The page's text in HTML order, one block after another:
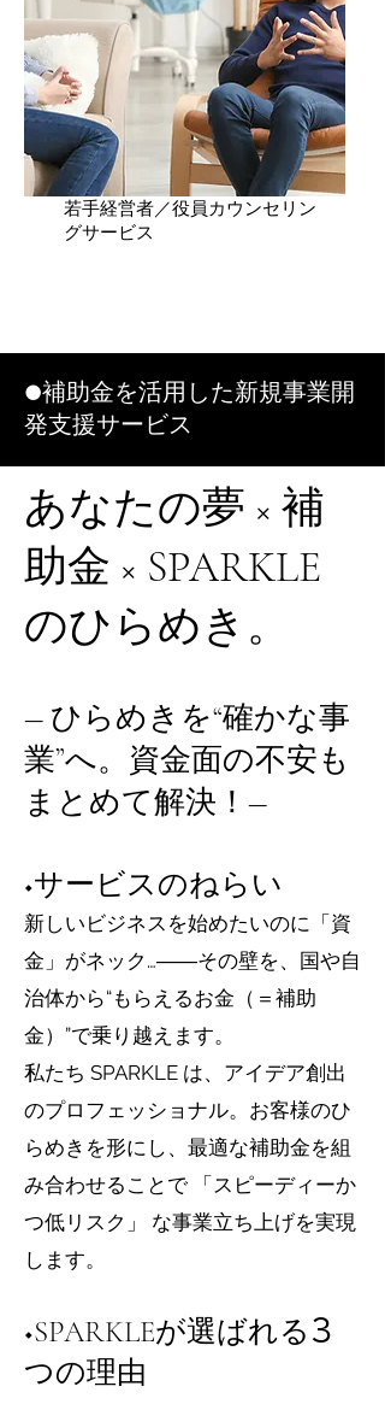
​若手経営者／役員カウンセリン
グサービス
●補助金を活用した新規事業開
発支援サービス
あなたの夢 × 補
助金 × SPARKLE
のひらめき。
― ひらめきを“確かな事
業”へ。資金面の不安も
まとめて解決！―
◆サービスのねらい
新しいビジネスを始めたいのに「資
金」がネック…――その壁を、国や自
治体から“もらえるお金（＝補助
金）”で乗り越えます。
私たち SPARKLE は、アイデア創出
のプロフェッショナル。お客様のひ
らめきを形にし、最適な補助金を組
み合わせることで 「スピーディーか
つ低リスク」 な事業立ち上げを実現
します。
◆SPARKLEが選ばれる 3
つの理由